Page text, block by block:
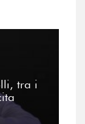
tra i